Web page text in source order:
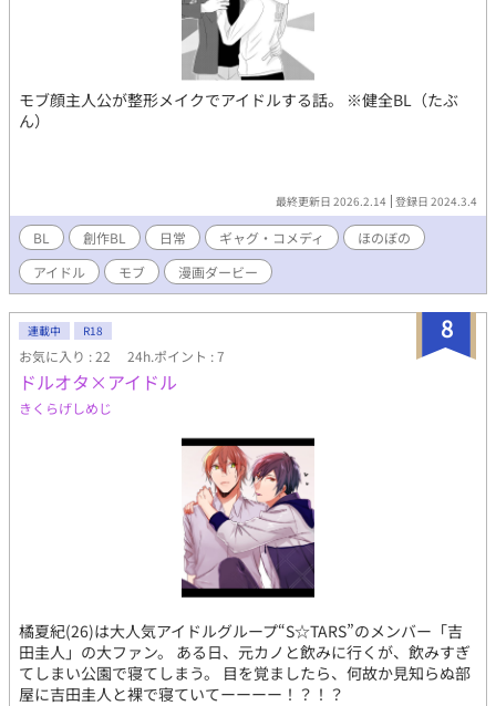
モブ顔主人公が整形メイクでアイドルする話。 ※健全BL（たぶ
ん）
最終更新日 2026.2.14 登録日 2024.3.4
BL 創作BL 日常 ギャグ・コメディ
ほのぼの
アイドル
モブ 漫画ダービー
8
連載中 R18
お気に入り : 22 24h.ポイント : 7
ドルオタ×アイドル
きくらげしめじ
橘夏紀(26)は大人気アイドルグループ“S☆TARS”のメンバー「吉
田圭人」の大ファン。 ある日、元カノと飲みに行くが、飲みすぎ
てしまい公園で寝てしまう。 目を覚ましたら、何故か見知らぬ部
屋に吉田圭人と裸で寝ていてーーーー！？！？